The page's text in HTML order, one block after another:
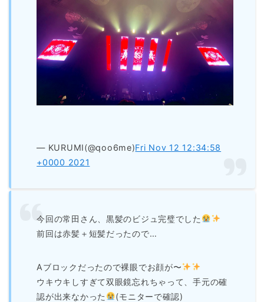
— KURUMI(@qoo6me)Fri Nov 12 12:34:58
+0000 2021
今回の常田さん、黒髪のビジュ完璧でした
前回は赤髪＋短髪だったので…
Aブロックだったので裸眼でお顔が〜
ウキウキしすぎて双眼鏡忘れちゃって、手元の確
認が出来なかった
(モニターで確認)